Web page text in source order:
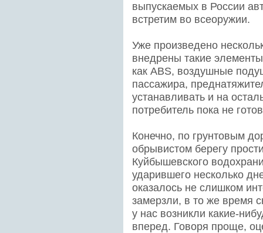
выпускаемых в России
встретим во всеоружии.
Уже произведено
внедрены такие
как ABS, воздушные
пассажира,
устанавливать и на
потребитель пока не
Конечно, по грунтовым
обрывистом берегу
Куйбышевского
ударившего несколько
оказалось не слишком
замерзли, в то же время
у нас возникли какие-
вперед. Говоря проще,